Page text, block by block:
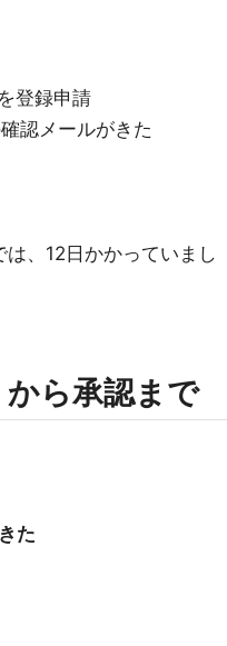
登録申請
認メールがきた
、12日かかっていまし
ら承認まで
た